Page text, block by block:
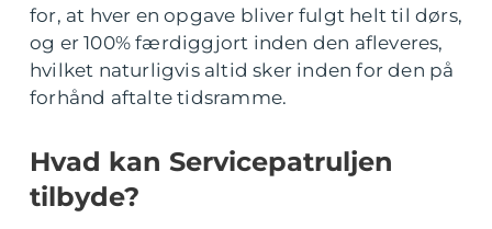
for, at hver en opgave bliver fulgt helt til dørs,
og er 100% færdiggjort inden den afleveres,
hvilket naturligvis altid sker inden for den på
forhånd aftalte tidsramme.
Hvad kan Servicepatruljen
tilbyde?